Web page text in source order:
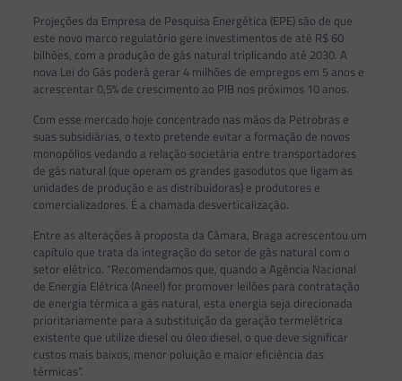
Projeções da Empresa de Pesquisa Energética (EPE) são de que
este novo marco regulatório gere investimentos de até R$ 60
bilhões, com a produção de gás natural triplicando até 2030. A
nova Lei do Gás poderá gerar 4 milhões de empregos em 5 anos e
acrescentar 0,5% de crescimento ao PIB nos próximos 10 anos.
Com esse mercado hoje concentrado nas mãos da Petrobras e
suas subsidiárias, o texto pretende evitar a formação de novos
monopólios vedando a relação societária entre transportadores
de gás natural (que operam os grandes gasodutos que ligam as
unidades de produção e as distribuidoras) e produtores e
comercializadores. É a chamada desverticalização.
Entre as alterações à proposta da Câmara, Braga acrescentou um
capítulo que trata da integração do setor de gás natural com o
setor elétrico. “Recomendamos que, quando a Agência Nacional
de Energia Elétrica (Aneel) for promover leilões para contratação
de energia térmica a gás natural, esta energia seja direcionada
prioritariamente para a substituição da geração termelétrica
existente que utilize diesel ou óleo diesel, o que deve significar
custos mais baixos, menor poluição e maior eficiência das
térmicas”.